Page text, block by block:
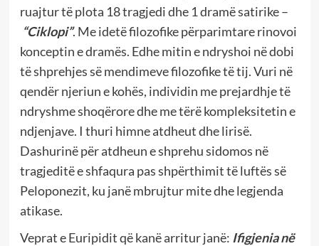
ruajtur të plota 18 tragjedi dhe 1 dramë satirike –
“Ciklopi”. Me idetë filozofike përparimtare rinovoi
konceptin e dramës. Edhe mitin e ndryshoi në dobi
të shprehjes së mendimeve filozofike të tij. Vuri në
qendër njeriun e kohës, individin me prejardhje të
ndryshme shoqërore dhe me tërë kompleksitetin e
ndjenjave. I thuri himne atdheut dhe lirisë.
Dashurinë për atdheun e shprehu sidomos në
tragjeditë e shfaqura pas shpërthimit të luftës së
Peloponezit, ku janë mbrujtur mite dhe legjenda
atikase.
Veprat e Euripidit që kanë arritur janë: Ifigjenia në